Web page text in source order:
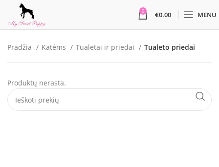
0 €0.00 MENU
Pradžia Katėms Tualetai ir priedai Tualeto priedai
Produktų nerasta.